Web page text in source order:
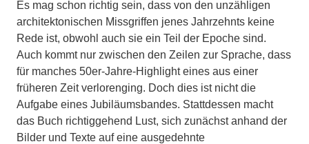
Es mag schon richtig sein, dass von den unzähligen
architektonischen Missgriffen jenes Jahrzehnts keine
Rede ist, obwohl auch sie ein Teil der Epoche sind.
Auch kommt nur zwischen den Zeilen zur Sprache, dass
für manches 50er-Jahre-Highlight eines aus einer
früheren Zeit verlorenging. Doch dies ist nicht die
Aufgabe eines Jubiläumsbandes. Stattdessen macht
das Buch richtiggehend Lust, sich zunächst anhand der
Bilder und Texte auf eine ausgedehnte